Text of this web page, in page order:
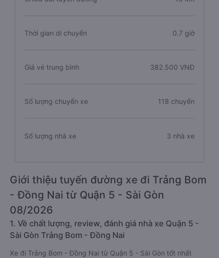
Thời gian di chuyển 0.7 giờ
Giá vé trung bình 382.500 VNĐ
Số lượng chuyến xe 118 chuyến
Số lượng nhà xe 3 nhà xe
Giới thiệu tuyến đường xe đi Trảng Bom
- Đồng Nai từ Quận 5 - Sài Gòn
08/2026
1. Về chất lượng, review, đánh giá nhà xe Quận 5 -
Sài Gòn Trảng Bom - Đồng Nai
Xe đi Trảng Bom - Đồng Nai từ Quận 5 - Sài Gòn tốt nhất